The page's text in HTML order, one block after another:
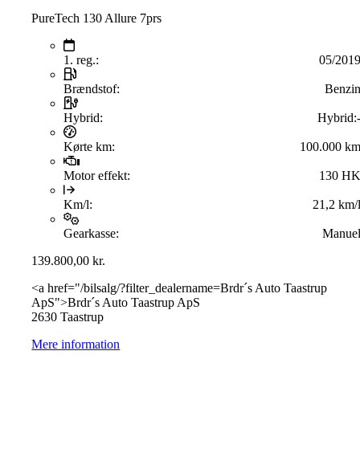
PureTech 130 Allure 7prs
1. reg.: 05/2019
Brændstof: Benzin
Hybrid: Hybrid:-
Kørte km: 100.000 km
Motor effekt: 130 HK
Km/l: 21,2 km/l
Gearkasse:
Manuel
139.800,00kr.
<a href="/bilsalg/?filter_dealername=Brdr´s Auto Taastrup
ApS">Brdr´s Auto Taastrup ApS
2630 Taastrup
Mere information